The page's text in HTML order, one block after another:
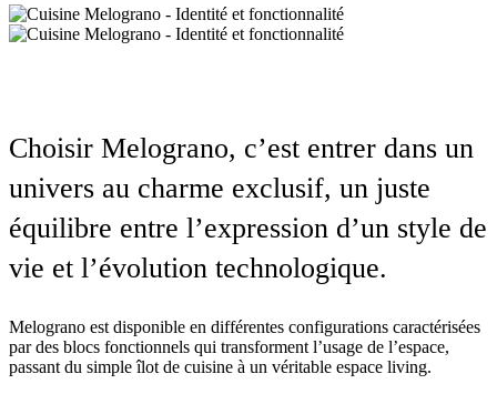
Choisir Melograno, c’est entrer dans un
univers au charme exclusif, un juste
équilibre entre l’expression d’un style de
vie et l’évolution technologique.
Melograno est disponible en différentes configurations caractérisées
par des blocs fonctionnels qui transforment l’usage de l’espace,
passant du simple îlot de cuisine à un véritable espace living.